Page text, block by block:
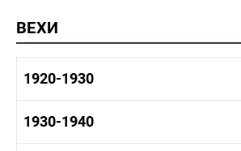
ВЕХИ
1920-1930
1920-1930 история
1930-1940